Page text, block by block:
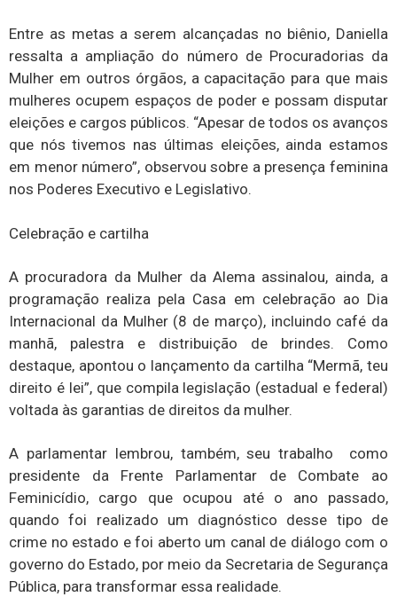
Entre as metas a serem alcançadas no biênio, Daniella
ressalta a ampliação do número de Procuradorias da
Mulher em outros órgãos, a capacitação para que mais
mulheres ocupem espaços de poder e possam disputar
eleições e cargos públicos. “Apesar de todos os avanços
que nós tivemos nas últimas eleições, ainda estamos
em menor número”, observou sobre a presença feminina
nos Poderes Executivo e Legislativo.
Celebração e cartilha
A procuradora da Mulher da Alema assinalou, ainda, a
programação realiza pela Casa em celebração ao Dia
Internacional da Mulher (8 de março), incluindo café da
manhã, palestra e distribuição de brindes. Como
destaque, apontou o lançamento da cartilha “Mermã, teu
direito é lei”, que compila legislação (estadual e federal)
voltada às garantias de direitos da mulher.
A parlamentar lembrou, também, seu trabalho como
presidente da Frente Parlamentar de Combate ao
Feminicídio, cargo que ocupou até o ano passado,
quando foi realizado um diagnóstico desse tipo de
crime no estado e foi aberto um canal de diálogo com o
governo do Estado, por meio da Secretaria de Segurança
Pública, para transformar essa realidade.